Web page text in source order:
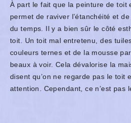
À part le fait que la peinture de toit
permet de raviver l’étanchéité et
du temps. Il y a bien sûr le côté
toit. Un toit mal entretenu, des
couleurs ternes et de la mousse
beaux à voir. Cela dévalorise la
disent qu’on ne regarde pas le toit
attention. Cependant, ce n’est pas